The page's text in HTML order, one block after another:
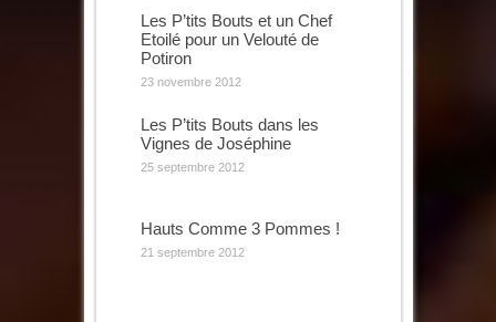
Les P’tits Bouts et un Chef
Etoilé pour un Velouté de
Potiron
23 novembre 2012
Les P’tits Bouts dans les
Vignes de Joséphine
25 septembre 2012
Hauts Comme 3 Pommes !
21 septembre 2012